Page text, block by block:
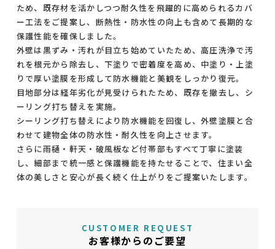
ため、既存材を活かしつつ耐久性を飛躍的に高められるカバ
ー工法をご提案し、断熱性・防水性の向上も含めて長期的な
保護性能を確保しました。
外壁は黒ずみ・汚れが目立ち始めていたため、高圧洗浄で汚
れを根元から除去し、下塗りで密着度を高め、中塗り・上塗
りで厚い塗膜を形成して防水機能と美観をしっかり復元。
目地部分は経年劣化が見受けられたため、既存を撤去し、シ
ーリング打ち替えを実施。
シーリング打ち替えにより防水機能を回復し、外壁塗膜と合
わせて建物全体の防水性・耐久性を向上させます。
さらに雨樋・軒天・破風板など付帯部もすべて丁寧に塗装
し、細部まで統一感と保護機能を持たせることで、住まい全
体の美しさと安心が長く続く仕上がりをご提案いたします。
CUSTOMER REQUEST
お客様からのご要望